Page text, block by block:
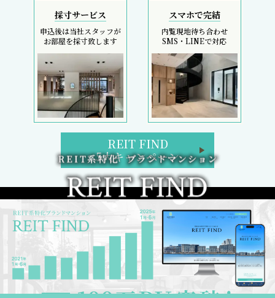
採寸サービス
申込後は当社スタッフが
お部屋を採寸致します
スマホで完結
内覧現地待ち合わせ
SMS・LINEで対応
REIT FIND
5大キャンペーン